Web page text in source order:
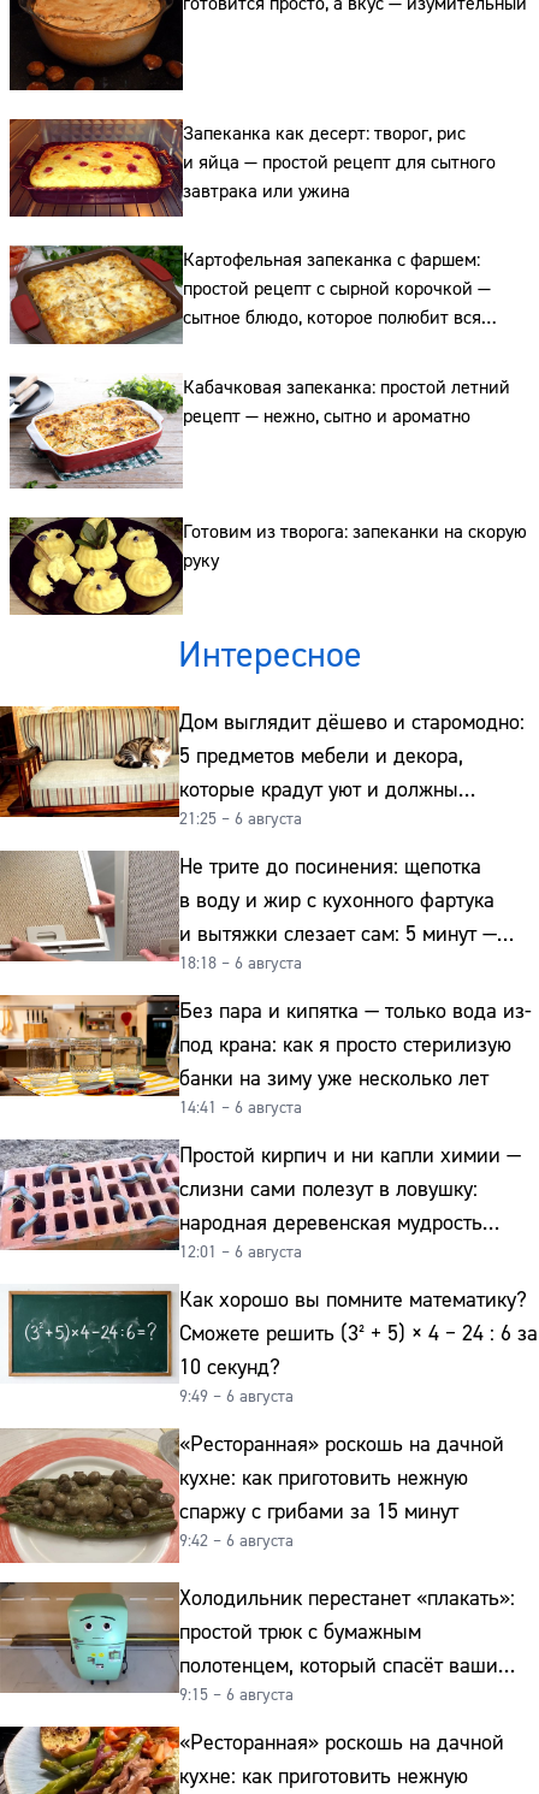
Запеканка как десерт: творог, рис
и яйца — простой рецепт для сытного
завтрака или ужина
Картофельная запеканка с фаршем:
простой рецепт с сырной корочкой —
сытное блюдо, которое полюбит вся
семья
Кабачковая запеканка: простой летний
рецепт — нежно, сытно и ароматно
Готовим из творога: запеканки на скорую
руку
Интересное
Дом выглядит дёшево и старомодно:
5 предметов мебели и декора,
которые крадут уют и должны
отправиться на свалку прямо сейчас
21:25 – 6 августа
Не трите до посинения: щепотка
в воду и жир с кухонного фартука
и вытяжки слезает сам: 5 минут —
и сверкает как новая
18:18 – 6 августа
Без пара и кипятка — только вода из-
под крана: как я просто стерилизую
банки на зиму уже несколько лет
14:41 – 6 августа
Простой кирпич и ни капли химии —
слизни сами полезут в ловушку:
народная деревенская мудрость
реально работает
12:01 – 6 августа
Как хорошо вы помните математику?
Сможете решить (3² + 5) × 4 − 24 : 6 за
10 секунд?
9:49 – 6 августа
«Ресторанная» роскошь на дачной
кухне: как приготовить нежную
спаржу с грибами за 15 минут
9:42 – 6 августа
Холодильник перестанет «плакать»:
простой трюк с бумажным
полотенцем, который спасёт ваши
овощи от гнили
9:15 – 6 августа
«Ресторанная» роскошь на дачной
кухне: как приготовить нежную
Сайт:
Телефон: